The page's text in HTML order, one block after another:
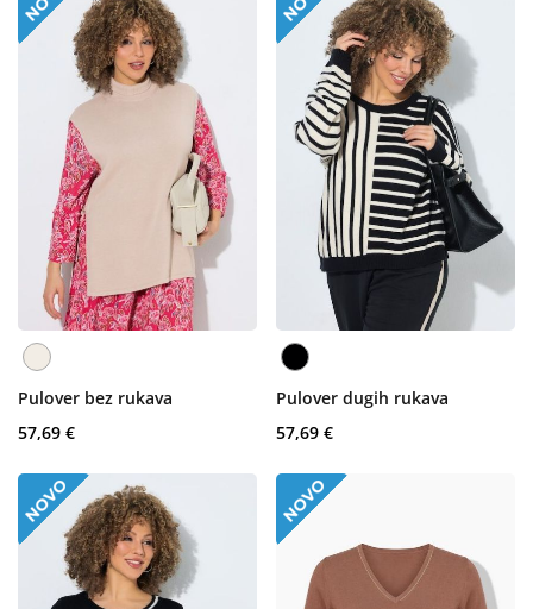
Pulover bez rukava
57,69 €
Pulover dugih rukava
57,69 €